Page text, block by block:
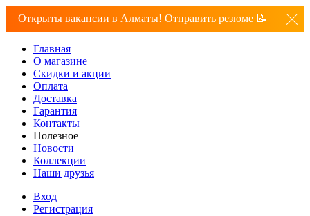
Открыты вакансии в Алматы! Отправить резюме 📝
Главная
О магазине
Скидки и акции
Оплата
Доставка
Гарантия
Контакты
Полезное
Новости
Коллекции
Наши друзья
Вход
Регистрация